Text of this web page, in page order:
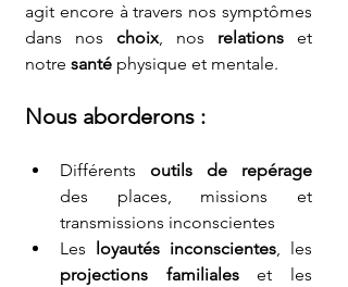
agit encore à travers nos symptômes
dans nos choix, nos relations et
notre santé physique et mentale.
Nous aborderons :
Différents outils de repérage
des places, missions et
transmissions inconscientes
Les loyautés inconscientes
projections familiales